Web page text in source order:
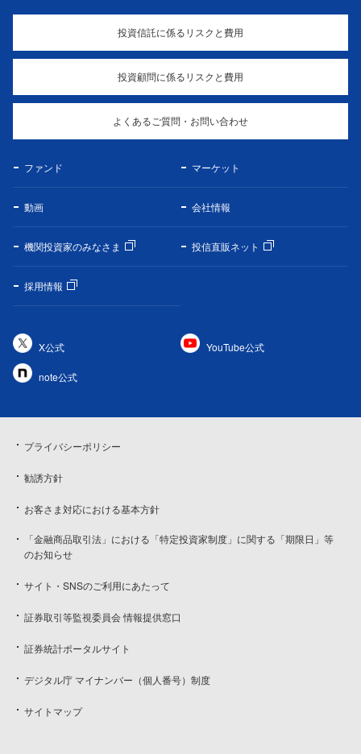
投資信託に係るリスクと費用
投資顧問に係るリスクと費用
よくあるご質問・お問い合わせ
ファンド マーケット
動画 会社情報
機関投資家のみなさま 投信直販ネット
採用情報
X公式 YouTube公式
note公式
プライバシーポリシー
勧誘方針
お客さま対応における基本方針
「金融商品取引法」における「特定投資家制度」に関する「期限日」等
のお知らせ
サイト・SNSのご利用にあたって
証券取引等監視委員会 情報提供窓口
証券統計ポータルサイト
デジタル庁 マイナンバー（個人番号）制度
サイトマップ